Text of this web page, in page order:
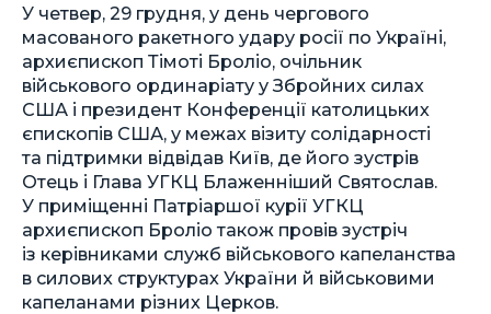
У четвер, 29 грудня, у день чергового
масованого ракетного удару росії по Україні,
архиєпископ Тімоті Броліо, очільник
військового ординаріату у Збройних силах
США і президент Конференції католицьких
єпископів США, у межах візиту солідарності
та підтримки відвідав Київ, де його зустрів
Отець і Глава УГКЦ Блаженніший Святослав.
У приміщенні Патріаршої курії УГКЦ
архиєпископ Броліо також провів зустріч
із керівниками служб військового капеланства
в силових структурах України й військовими
капеланами різних Церков.